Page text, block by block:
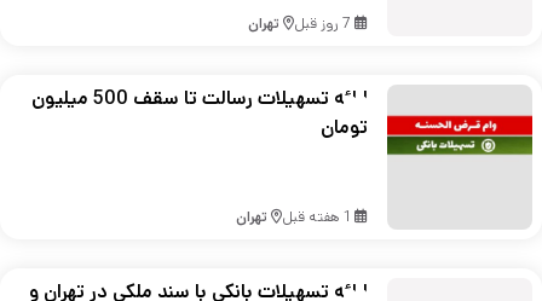
7 روز قبل تهران
ارائه تسهیلات رسالت تا سقف 500 میلیون
تومان
1 هفته قبل تهران
ارائه تسهیلات بانکی با سند ملکی در تهران و